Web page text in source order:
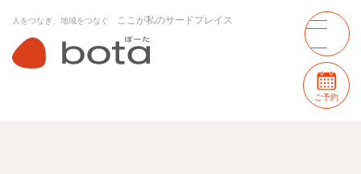
人をつなぎ、地域をつなぐ ここが私のサードプレイス
ご予約